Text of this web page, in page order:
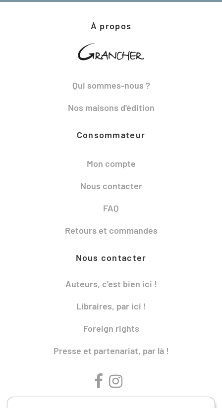
À propos
Qui sommes-nous ?
Nos maisons d'édition
Consommateur
Mon compte
Nous contacter
FAQ
Retours et commandes
Nous contacter
Auteurs, c'est bien ici !
Libraires, par ici !
Foreign rights
Presse et partenariat, par là !